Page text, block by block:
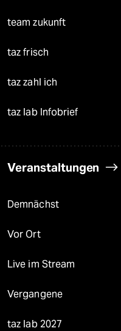
team zukunft
taz frisch
taz zahl ich
taz lab Infobrief
Veranstaltungen
Demnächst
Vor Ort
Live im Stream
Vergangene
taz lab 2027